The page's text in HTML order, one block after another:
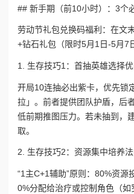
## 新手期（前10小时）：3个
劳动节礼包兑换码福利：在文
+钻石礼包（限时5月1日-5月7
1. 生存技巧1：首抽英雄选择
开局10连抽必出紫卡，优先锁
拉」。前者提供团队护盾，后
低前期推图压力。若未抽到，
取。
2. 生存技巧2：资源集中培养法
“1主C+1辅助”原则：80%资
0%分配给治疗或控制角色（